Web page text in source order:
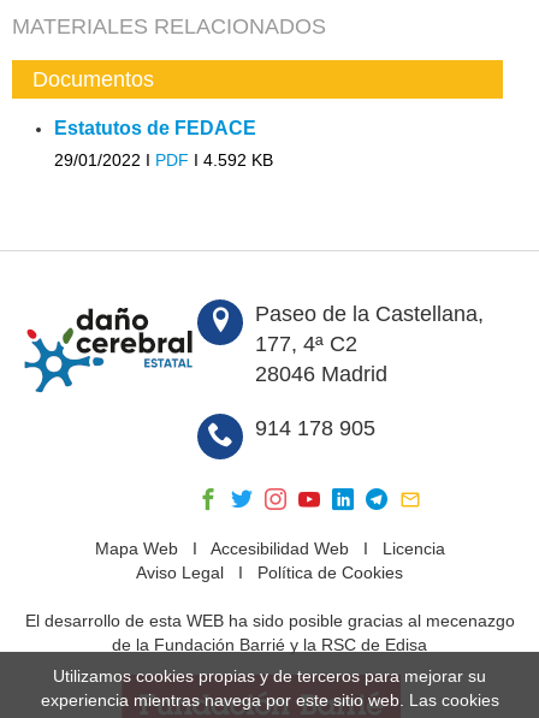
MATERIALES RELACIONADOS
Documentos
Estatutos de FEDACE
29/01/2022 I PDF I 4.592 KB
Paseo de la Castellana,
177, 4ª C2
28046 Madrid
914 178 905
Mapa WebI Accesibilidad WebI Licencia
Aviso Legal I Política de Cookies
El desarrollo de esta WEB ha sido posible gracias al mecenazgo
de la Fundación Barrié y la RSC de Edisa
Utilizamos cookies propias y de terceros para mejorar su
experiencia mientras navega por este sitio web. Las cookies